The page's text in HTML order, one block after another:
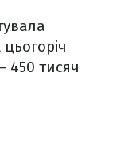
450 тисяч